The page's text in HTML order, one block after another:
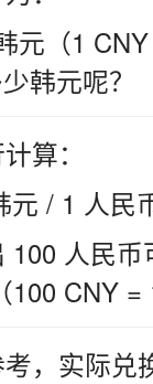
元（1
韩元呢？
算：
元 / 1 人民
人民
CNY =
，实际